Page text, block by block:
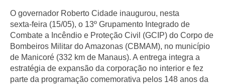
O governador Roberto Cidade inaugurou, nesta
sexta‑feira (15/05), o 13º Grupamento Integrado de
Combate a Incêndio e Proteção Civil (GCIP) do Corpo de
Bombeiros Militar do Amazonas (CBMAM), no município
de Manicoré (332 km de Manaus). A entrega integra a
estratégia de expansão da corporação no interior e fez
parte da programação comemorativa pelos 148 anos da